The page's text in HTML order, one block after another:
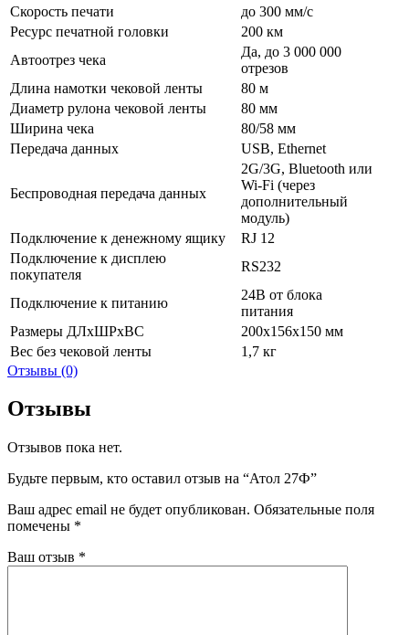
Скорость печати
до 300 мм/с
Ресурс печатной головки
200 км
Автоотрез чека
Да, до 3 000 000
отрезов
Длина намотки чековой ленты
80 м
Диаметр рулона чековой ленты
80 мм
Ширина чека
80/58 мм
Передача данных
USB, Ethernet
Беспроводная передача данных
2G/3G, Bluetooth или
Wi-Fi (через
дополнительный
модуль)
Подключение к денежному ящику
RJ 12
Подключение к дисплею
покупателя
RS232
Подключение к питанию
24В от блока
питания
Размеры ДЛхШРхВС
200х156х150 мм
Вес без чековой ленты
1,7 кг
Отзывы (0)
Отзывы
Отзывов пока нет.
Будьте первым, кто оставил отзыв на “Атол 27Ф”
Ваш адрес email не будет опубликован. Обязательные поля
помечены *
Ваш отзыв *